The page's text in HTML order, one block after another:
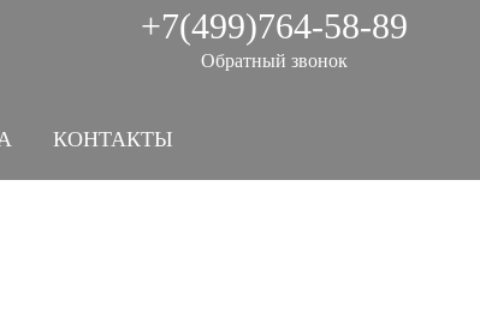
+7(499)764-58-89
Обратный звонок
КОНТАКТЫ